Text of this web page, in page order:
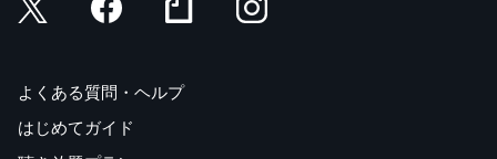
よくある質問・ヘルプ
はじめてガイド